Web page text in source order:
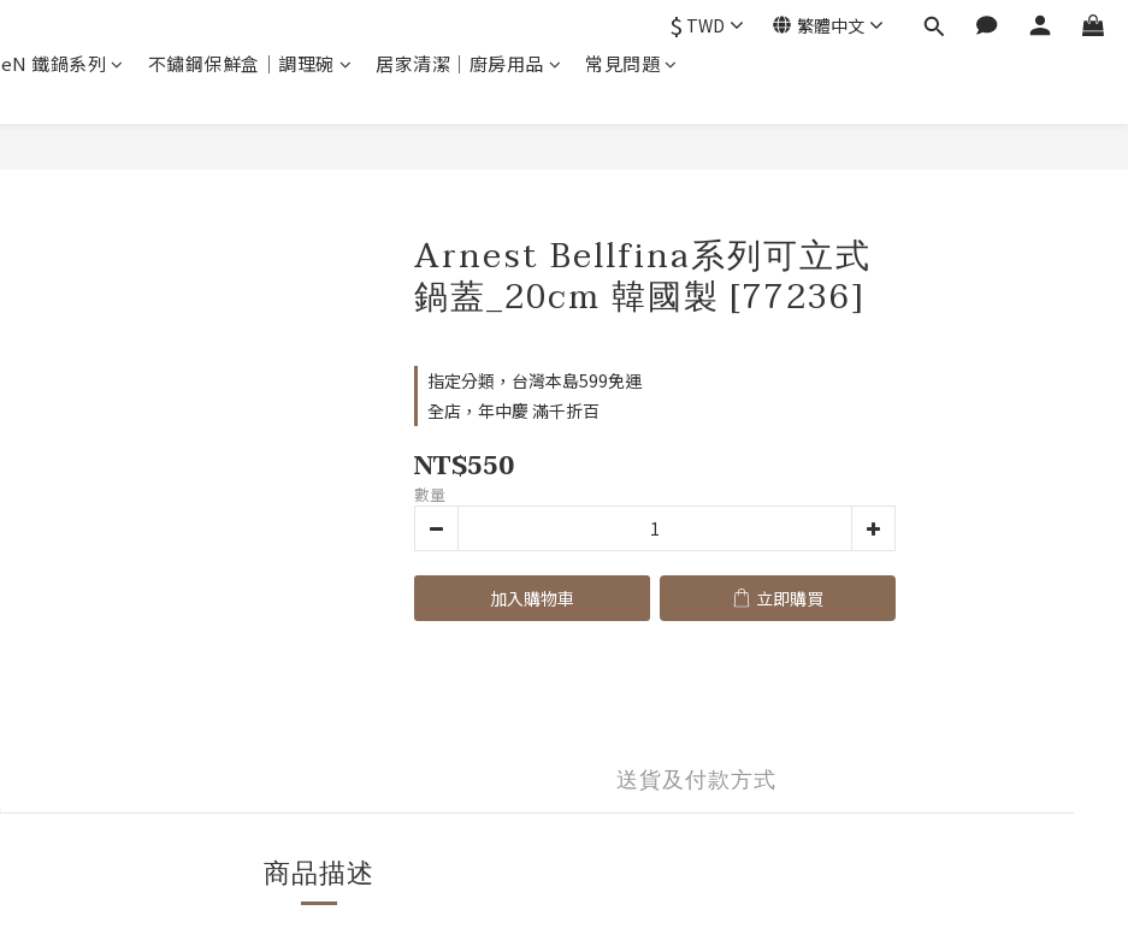
$ TWD 繁體中文
eN 鐵鍋系列 不鏽鋼保鮮盒｜調理碗 居家清潔｜廚房用品 常見問題
Arnest Bellfina系列可立式
鍋蓋_20cm 韓國製 [77236]
指定分類，台灣本島599免運
全店，年中慶 滿千折百
NT$550
數量
加入購物車 立即購買
送貨及付款方式
商品描述